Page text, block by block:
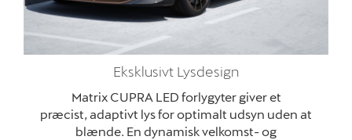
Eksklusivt Lysdesign
Matrix CUPRA LED forlygyter giver et
præcist, adaptivt lys for optimalt udsyn uden at
blænde. En dynamisk velkomst- og